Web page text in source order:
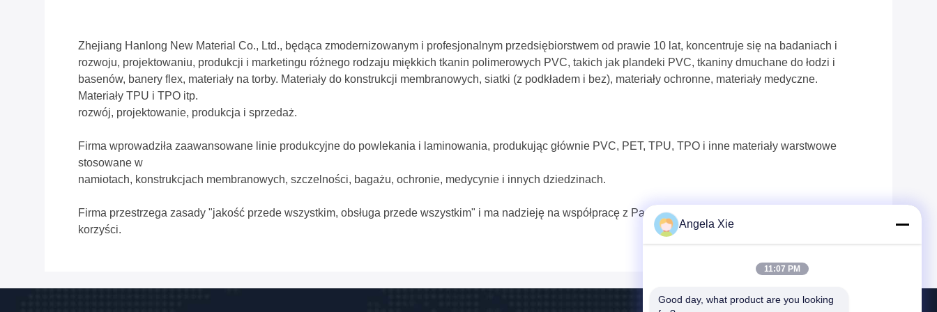
Zhejiang Hanlong New Material Co., Ltd., będąca zmodernizowanym i profesjonalnym przedsiębiorstwem od prawie 10 lat, koncentruje się na badaniach i
rozwoju, projektowaniu, produkcji i marketingu różnego rodzaju miękkich tkanin polimerowych PVC, takich jak plandeki PVC, tkaniny dmuchane do łodzi i
basenów, banery flex, materiały na torby. Materiały do konstrukcji membranowych, siatki (z podkładem i bez), materiały ochronne, materiały medyczne.
Materiały TPU i TPO itp.
rozwój, projektowanie, produkcja i sprzedaż.
Firma wprowadziła zaawansowane linie produkcyjne do powlekania i laminowania, produkując głównie PVC, PET, TPU, TPO i inne materiały warstwowe
stosowane w
namiotach, konstrukcjach membranowych, szczelności, bagażu, ochronie, medycynie i innych dziedzinach.
Firma przestrzega zasady "jakość przede wszystkim, obsługa przede wszystkim" i ma nadzieję na współpracę z Państwem dla osiągnięcia obopólnych
korzyści.
Angela Xie
11:07 PM
Good day, what product are you looking